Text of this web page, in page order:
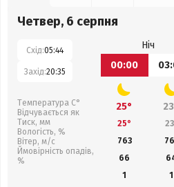
Четвер, 6 серпня
Схід:05:44
Захід:20:35
Температура С°
Відчувається як
Тиск, мм
Вологість, %
Вітер, м/с
Ймовірність опадів,
%
Ніч
00:00
25°
25°
763
66
1
1